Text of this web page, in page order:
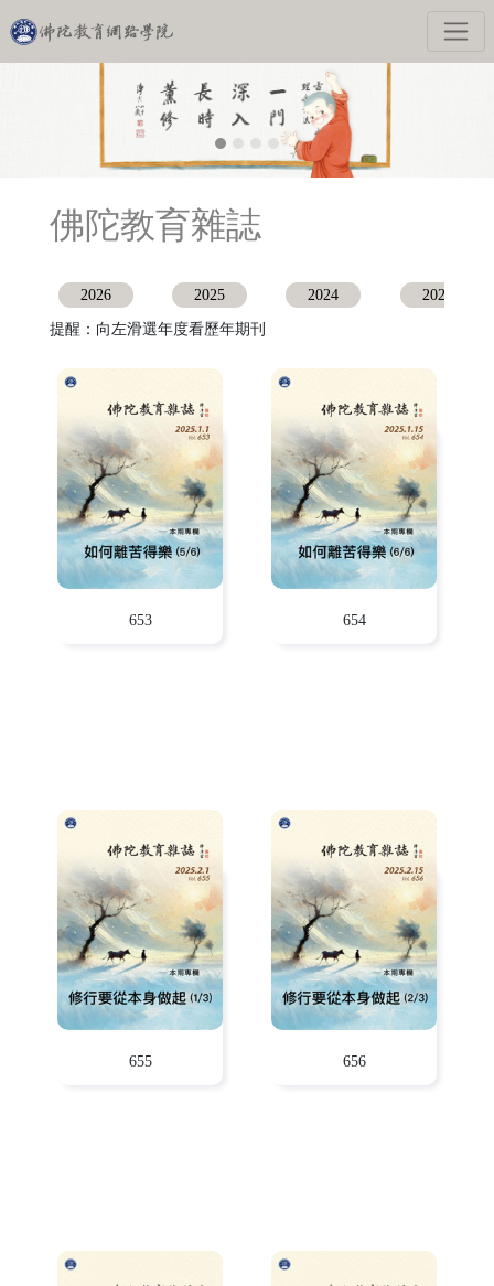
佛陀教育雜誌
2026 2025 2024 2023
653 654
655 656